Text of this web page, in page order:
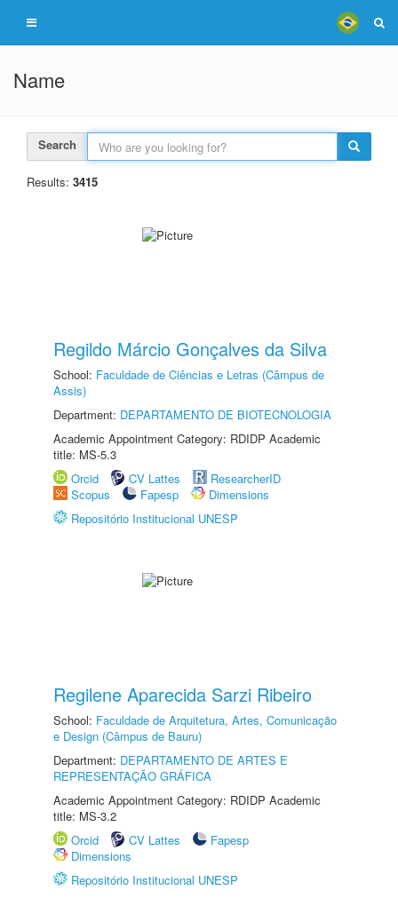
Name
Search
Results: 3415
Regildo Márcio Gonçalves da Silva
School: Faculdade de Ciências e Letras (Câmpus de
Assis)
Department: DEPARTAMENTO DE BIOTECNOLOGIA
Academic Appointment Category: RDIDP Academic
title: MS-5.3
Orcid
CV Lattes
ResearcherID
Scopus
Fapesp
Dimensions
Repositório Institucional UNESP
Regilene Aparecida Sarzi Ribeiro
School: Faculdade de Arquitetura, Artes, Comunicação
e Design (Câmpus de Bauru)
Department: DEPARTAMENTO DE ARTES E
REPRESENTAÇÃO GRÁFICA
Academic Appointment Category: RDIDP Academic
title: MS-3.2
Orcid
CV Lattes
Fapesp
Dimensions
Repositório Institucional UNESP